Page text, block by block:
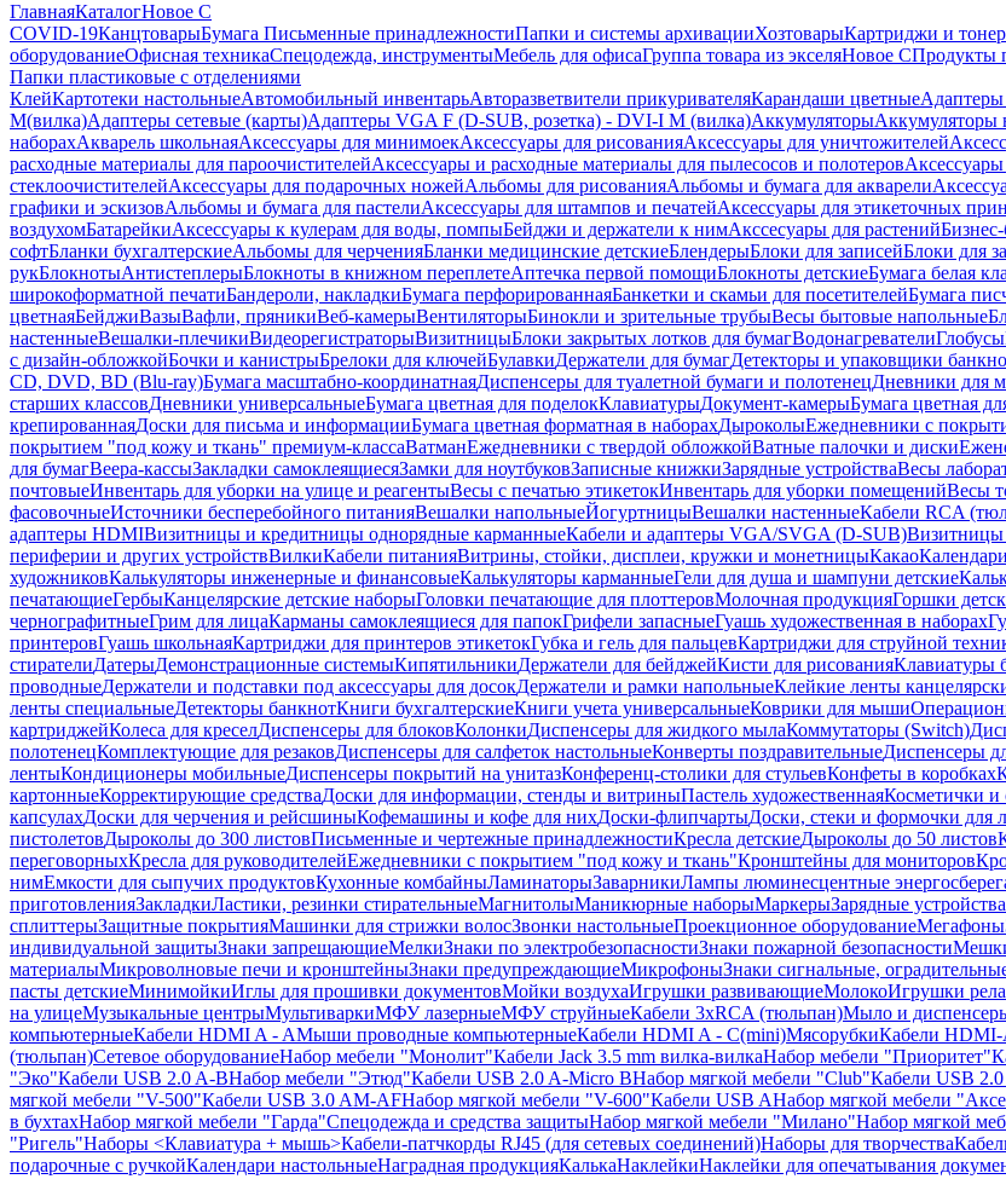
ГлавнаяКаталогНовое С
COVID-19КанцтоварыБумага Письменные принадлежностиПапки и системы архивацииХозтоварыКартриджи и
оборудованиеОфисная техникаСпецодежда, инструментыМебель для офисаГруппа товара из экселяНовое СПродукты
Папки пластиковые с отделениями
КлейКартотеки настольныеАвтомобильный инвентарьАвторазветвители прикуривателяКарандаши цветные
M(вилка)Адаптеры сетевые (карты)Адаптеры VGA F (D-SUB, розетка) - DVI-I M (вилка)АккумуляторыАккумуляторы
наборахАкварель школьнаяАксессуары для минимоекАксессуары для рисованияАксессуары для уничтожителей
расходные материалы для пароочистителейАксессуары и расходные материалы для пылесосов и полотеров
стеклоочистителейАксессуары для подарочных ножейАльбомы для рисованияАльбомы и бумага для акварели
графики и эскизовАльбомы и бумага для пастелиАксессуары для штампов и печатейАксессуары для этикеточных
воздухомБатарейкиАксессуары к кулерам для воды, помпыБейджи и держатели к нимАкссесуары для растений
софтБланки бухгалтерскиеАльбомы для черченияБланки медицинские детскиеБлендерыБлоки для записейБлоки для
рукБлокнотыАнтистеплерыБлокноты в книжном переплетеАптечка первой помощиБлокноты детскиеБумага белая
широкоформатной печатиБандероли, накладкиБумага перфорированнаяБанкетки и скамьи для посетителейБумага
цветнаяБейджиВазыВафли, пряникиВеб-камерыВентиляторыБинокли и зрительные трубыВесы бытовые напольные
настенныеВешалки-плечикиВидеорегистраторыВизитницыБлоки закрытых лотков для бумагВодонагревателиГлобусы
с дизайн-обложкойБочки и канистрыБрелоки для ключейБулавкиДержатели для бумагДетекторы и упаковщики
CD, DVD, BD (Blu-ray)Бумага масштабно-координатнаяДиспенсеры для туалетной бумаги и полотенецДневники для
старших классовДневники универсальныеБумага цветная для поделокКлавиатурыДокумент-камерыБумага цветная
крепированнаяДоски для письма и информацииБумага цветная форматная в наборахДыроколыЕжедневники с
покрытием "под кожу и ткань" премиум-классаВатманЕжедневники с твердой обложкойВатные палочки и диски
для бумагВеера-кассыЗакладки самоклеящиесяЗамки для ноутбуковЗаписные книжкиЗарядные устройстваВесы
почтовыеИнвентарь для уборки на улице и реагентыВесы с печатью этикетокИнвентарь для уборки помещенийВесы
фасовочныеИсточники бесперебойного питанияВешалки напольныеЙогуртницыВешалки настенныеКабели RCA
адаптеры HDMIВизитницы и кредитницы однорядные карманныеКабели и адаптеры VGA/SVGA (D-SUB)Визитницы
периферии и других устройствВилкиКабели питанияВитрины, стойки, дисплеи, кружки и монетницыКакаоКалендари
художниковКалькуляторы инженерные и финансовыеКалькуляторы карманныеГели для душа и шампуни детские
печатающиеГербыКанцелярские детские наборыГоловки печатающие для плоттеровМолочная продукцияГоршки
чернографитныеГрим для лицаКарманы самоклеящиеся для папокГрифели запасныеГуашь художественная в наборах
принтеровГуашь школьнаяКартриджи для принтеров этикетокГубка и гель для пальцевКартриджи для струйной
стирателиДатерыДемонстрационные системыКипятильникиДержатели для бейджейКисти для рисованияКлавиатуры
проводныеДержатели и подставки под аксессуары для досокДержатели и рамки напольныеКлейкие ленты
ленты специальныеДетекторы банкнотКниги бухгалтерскиеКниги учета универсальныеКоврики для мыши
картриджейКолеса для креселДиспенсеры для блоковКолонкиДиспенсеры для жидкого мылаКоммутаторы (Switch)
полотенецКомплектующие для резаковДиспенсеры для салфеток настольныеКонверты поздравительныеДиспенсеры
лентыКондиционеры мобильныеДиспенсеры покрытий на унитазКонференц-столики для стульевКонфеты в коробках
картонныеКорректирующие средстваДоски для информации, стенды и витриныПастель художественнаяКосметички и
капсулахДоски для черчения и рейсшиныКофемашины и кофе для нихДоски-флипчартыДоски, стеки и формочки для
пистолетовДыроколы до 300 листовПисьменные и чертежные принадлежностиКресла детскиеДыроколы до 50 листов
переговорныхКресла для руководителейЕжедневники с покрытием "под кожу и ткань"Кронштейны для мониторов
нимЕмкости для сыпучих продуктовКухонные комбайныЛаминаторыЗаварникиЛампы люминесцентные
приготовленияЗакладкиЛастики, резинки стирательныеМагнитолыМаникюрные наборыМаркерыЗарядные
сплиттерыЗащитные покрытияМашинки для стрижки волосЗвонки настольныеПроекционное оборудованиеМегафоны
индивидуальной защитыЗнаки запрещающиеМелкиЗнаки по электробезопасностиЗнаки пожарной безопасности
материалыМикроволновые печи и кронштейныЗнаки предупреждающиеМикрофоныЗнаки сигнальные,
пасты детскиеМинимойкиИглы для прошивки документовМойки воздухаИгрушки развивающиеМолокоИгрушки
на улицеМузыкальные центрыМультиваркиМФУ лазерныеМФУ струйныеКабели 3xRCA (тюльпан)Мыло и
компьютерныеКабели HDMI A - AМыши проводные компьютерныеКабели HDMI A - C(mini)МясорубкиКабели
(тюльпан)Сетевое оборудованиеНабор мебели "Монолит"Кабели Jack 3.5 mm вилка-вилкаНабор мебели "Приоритет"
"Эко"Кабели USB 2.0 A-BНабор мебели "Этюд"Кабели USB 2.0 A-Micro BНабор мягкой мебели "Club"Кабели USB
мягкой мебели "V-500"Кабели USB 3.0 AM-AFНабор мягкой мебели "V-600"Кабели USB AНабор мягкой мебели
в бухтахНабор мягкой мебели "Гарда"Спецодежда и средства защитыНабор мягкой мебели "Милано"Набор мягкой
"Ригель"Наборы <Клавиатура + мышь>Кабели-патчкорды RJ45 (для сетевых соединений)Наборы для творчества
подарочные с ручкойКалендари настольныеНаградная продукцияКалькаНаклейкиНаклейки для опечатывания